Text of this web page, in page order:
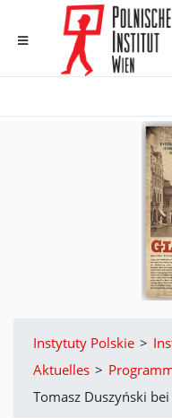
Instytuty Polskie >
Aktuelles >
Tomasz Duszyński